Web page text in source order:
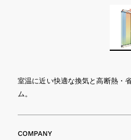
室温に近い快適な換気と高断熱・
ム。
COMPANY